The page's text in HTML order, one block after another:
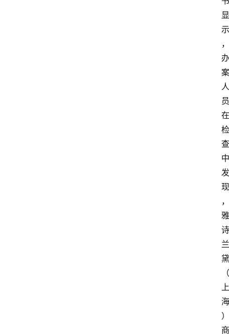
显
示
，
办
案
人
员
在
检
查
中
发
现
，
雅
诗
兰
黛
（
上
海
）
商